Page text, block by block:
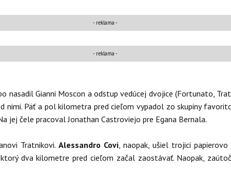
- reklama -
- reklama -
nasadil Gianni Moscon a odstup vedúcej dvojice (Fortunato,
nimi. Päť a pol kilometra pred cieľom vypadol zo skupiny
jej čele pracoval Jonathan Castroviejo pre Egana Bernala.
Tratnikovi. Alessandro Covi, naopak, ušiel trojici
dva kilometre pred cieľom začal zaostávať. Naopak,